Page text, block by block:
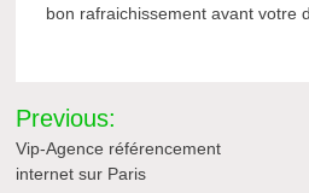
bon rafraichissement avant votre
Navigation
de
Previous:
Vip-Agence référencement
internet sur Paris